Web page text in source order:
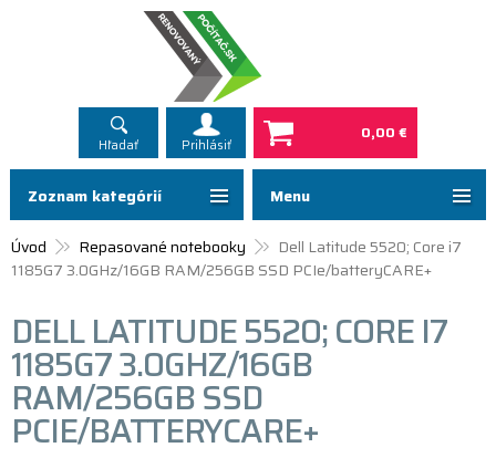
Hľadať Prihlásiť
0,00 €
Menu
Úvod Repasované notebooky
Dell Latitude 5520; Core i7
1185G7 3.0GHz/16GB RAM/256GB SSD PCIe/batteryCARE+
DELL LATITUDE 5520; CORE I7
1185G7 3.0GHZ/16GB
RAM/256GB SSD
PCIE/BATTERYCARE+
Zoznam kategórií